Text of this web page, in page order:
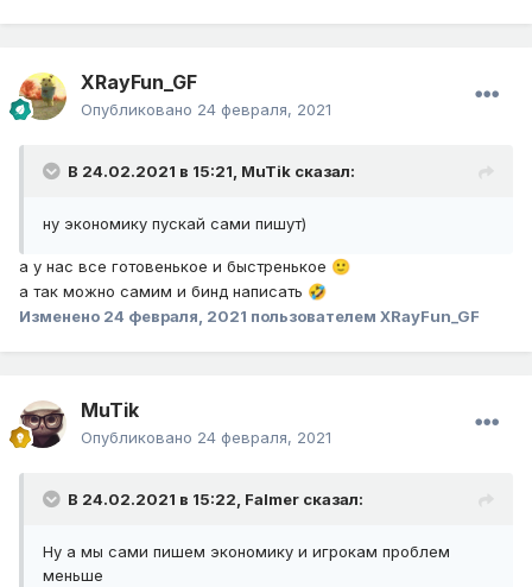
XRayFun_GF
Опубликовано 24 февраля, 2021
В 24.02.2021 в 15:21, MuTik сказал:
ну экономику пускай сами пишут)
а у нас все готовенькое и быстренькое 🙂
а так можно самим и бинд написать 🤣
Изменено 24 февраля, 2021 пользователем XRayFun_GF
MuTik
Опубликовано 24 февраля, 2021
В 24.02.2021 в 15:22, Falmer сказал:
Ну а мы сами пишем экономику и игрокам проблем
меньше